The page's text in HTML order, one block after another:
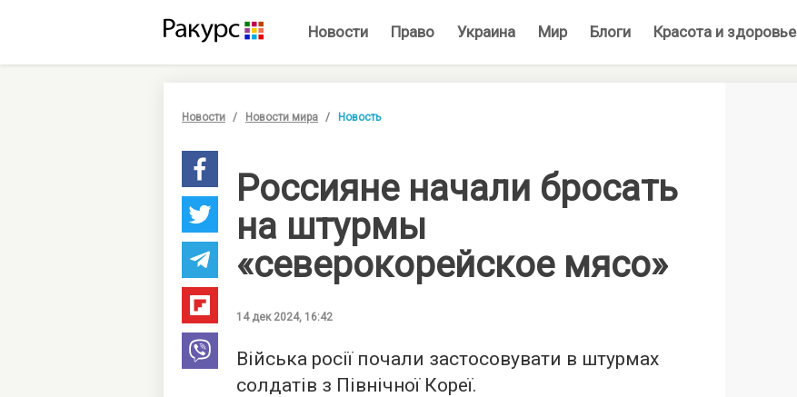
Новости Право Украина Мир Блоги Красота и здоровье
Новости Новости мира Новость
Россияне начали бросать
на штурмы
«северокорейское мясо»
14 дек 2024, 16:42
Війська росії почали застосовувати в штурмах
солдатів з Північної Кореї.